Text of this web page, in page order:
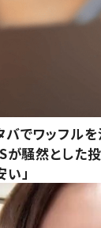
バでワッフルを
が騒然とした
い」